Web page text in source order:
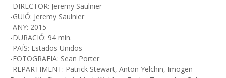
-DIRECTOR: Jeremy Saulnier
-GUIÓ: Jeremy Saulnier
-ANY: 2015
-DURACIÓ: 94 min.
-PAÍS: Estados Unidos
-FOTOGRAFIA: Sean Porter
-REPARTIMENT: Patrick Stewart, Anton Yelchin, Imogen